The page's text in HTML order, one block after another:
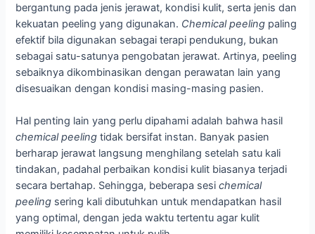
bergantung pada jenis jerawat, kondisi kulit, serta jenis dan
kekuatan peeling yang digunakan. Chemical peeling paling
efektif bila digunakan sebagai terapi pendukung, bukan
sebagai satu-satunya pengobatan jerawat. Artinya, peeling
sebaiknya dikombinasikan dengan perawatan lain yang
disesuaikan dengan kondisi masing-masing pasien.
Hal penting lain yang perlu dipahami adalah bahwa hasil
chemical peeling tidak bersifat instan. Banyak pasien
berharap jerawat langsung menghilang setelah satu kali
tindakan, padahal perbaikan kondisi kulit biasanya terjadi
secara bertahap. Sehingga, beberapa sesichemical
peeling sering kali dibutuhkan untuk mendapatkan hasil
yang optimal, dengan jeda waktu tertentu agar kulit